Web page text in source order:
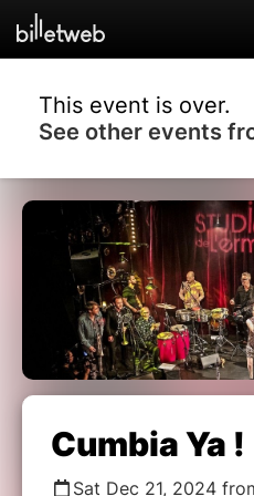
This event is over.
See other events
Cumbia Ya !
Sat Dec 21, 2024